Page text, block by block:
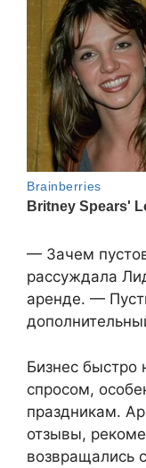
— Зачем
рассуждала
аренде. —
Бизнес быстро
спросом,
праздникам.
отзывы,
возвращались